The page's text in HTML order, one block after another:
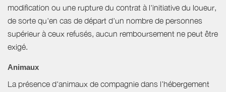
modification ou une rupture du contrat à l'initiative du loueur,
de sorte qu'en cas de départ d'un nombre de personnes
supérieur à ceux refusés, aucun remboursement ne peut être
exigé.
Animaux
La présence d'animaux de compagnie dans l’hébergement